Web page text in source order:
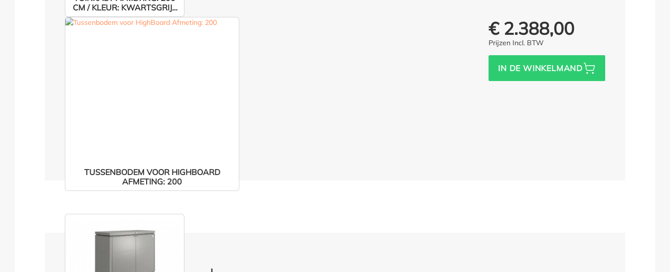
CM / KLEUR: KWARTSGRIJS
METALLIC
TUSSENBODEM VOOR HIGHBOARD
AFMETING: 200
Prijs voor iedereen:
€ 2.388,00
Prijzen Incl. BTW
IN DE WINKELMAND